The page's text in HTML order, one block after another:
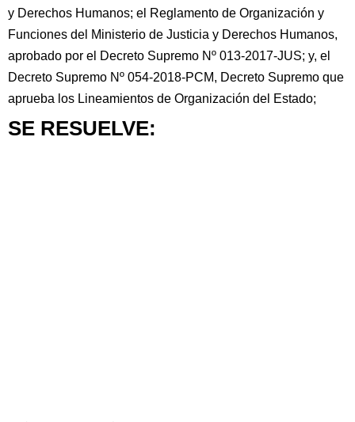
y Derechos Humanos; el Reglamento de Organización y
Funciones del Ministerio de Justicia y Derechos Humanos,
aprobado por el Decreto Supremo Nº 013-2017-JUS; y, el
Decreto Supremo Nº 054-2018-PCM, Decreto Supremo que
aprueba los Lineamientos de Organización del Estado;
SE RESUELVE: